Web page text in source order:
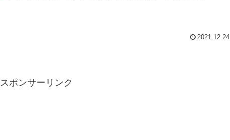
2021.12.24
スポンサーリンク